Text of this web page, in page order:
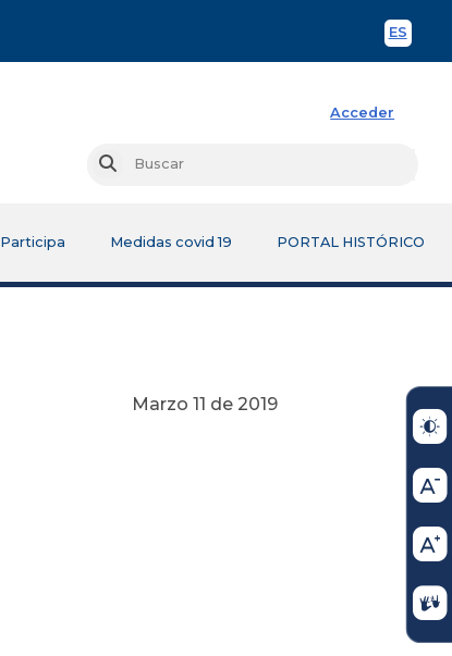
ES
Acceder
Buscar
Participa Medidas covid 19 PORTAL HISTÓRICO
Marzo 11 de 2019